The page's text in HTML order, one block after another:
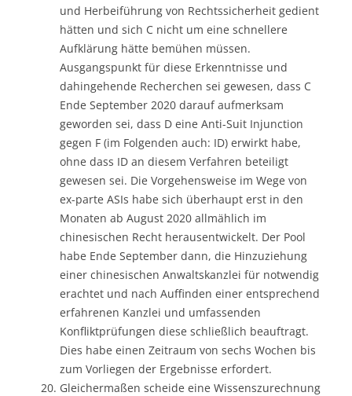
und Herbeiführung von Rechtssicherheit gedient
hätten und sich C nicht um eine schnellere
Aufklärung hätte bemühen müssen.
Ausgangspunkt für diese Erkenntnisse und
dahingehende Recherchen sei gewesen, dass C
Ende September 2020 darauf aufmerksam
geworden sei, dass D eine Anti-Suit Injunction
gegen F (im Folgenden auch: ID) erwirkt habe,
ohne dass ID an diesem Verfahren beteiligt
gewesen sei. Die Vorgehensweise im Wege von
ex-parte ASIs habe sich überhaupt erst in den
Monaten ab August 2020 allmählich im
chinesischen Recht herausentwickelt. Der Pool
habe Ende September dann, die Hinzuziehung
einer chinesischen Anwaltskanzlei für notwendig
erachtet und nach Auffinden einer entsprechend
erfahrenen Kanzlei und umfassenden
Konfliktprüfungen diese schließlich beauftragt.
Dies habe einen Zeitraum von sechs Wochen bis
zum Vorliegen der Ergebnisse erfordert.
Gleichermaßen scheide eine Wissenszurechnung